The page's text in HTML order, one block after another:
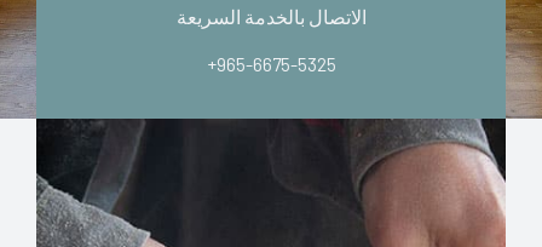
الاتصال بالخدمة السريعة
+965-6675-5325